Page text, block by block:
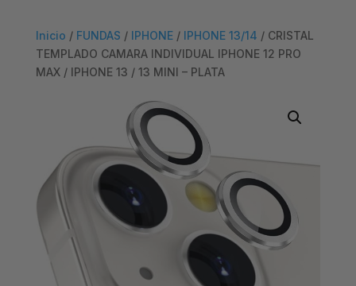
Inicio / FUNDAS / IPHONE/ IPHONE 13/14 / CRISTAL
TEMPLADO CAMARA INDIVIDUAL IPHONE 12 PRO
MAX / IPHONE 13 / 13 MINI – PLATA